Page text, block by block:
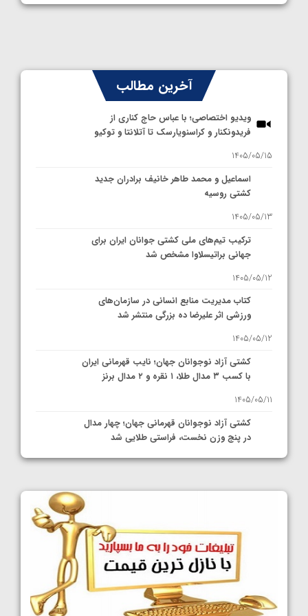
آخرین مطالب
ویدیو اختصاصی؛ با عباس حاج کناری از
فریدونکنار و کراسنویارسک تا آتلانتا و توکیو
1405/05/15
اسماعیل و محمد طاهر خانیف برادران جدید
کشتی روسیه
1405/05/13
ترکیب تیم‌های ملی کشتی جوانان ایران برای
جهانی براتیسلاوا مشخص شد
1405/05/12
کتاب مدیریت منابع انسانی در سازمان‌های
ورزشی اثر علیرضا ده بزرگی منتشر شد
1405/05/12
کشتی آزاد نوجوانان جهان؛ نایب قهرمانی ایران
با کسب ۳ مدال طلا، ۱ نقره و ۲ مدال برنز
1405/05/11
کشتی آزاد نوجوانان قهرمانی جهان؛ چهار مدال
در پنج وزن نخست، فراستی طلایی شد
1405/05/11
کشتی آزاد نوجوانان جهان؛ رقبای نمایندگان
ایران مشخص شدند
1405/05/08
کشتی فرنگی نوجوانان جهان؛ سکوی تیمی